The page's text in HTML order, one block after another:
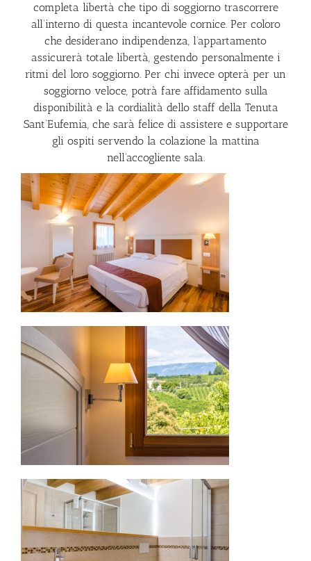
completa libertà che tipo di soggiorno trascorrere
all’interno di questa incantevole cornice. Per coloro
che desiderano indipendenza, l’appartamento
assicurerà totale libertà, gestendo personalmente i
ritmi del loro soggiorno. Per chi invece opterà per un
soggiorno veloce, potrà fare affidamento sulla
disponibilità e la cordialità dello staff della Tenuta
Sant’Eufemia, che sarà felice di assistere e supportare
gli ospiti servendo la colazione la mattina
nell’accogliente sala.